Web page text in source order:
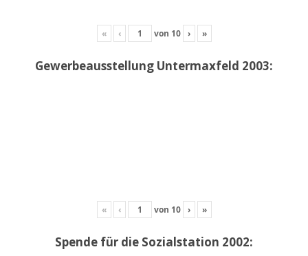
« ‹ von 10 › »
Gewerbeausstellung Untermaxfeld 2003:
« ‹ von 10 › »
Spende für die Sozialstation 2002: